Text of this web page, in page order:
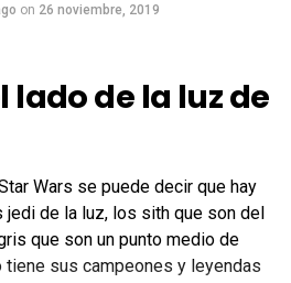
on 26 noviembre, 2019
lado de la luz de
Wars se puede decir que hay
de la luz, los sith que son del
que son un punto medio de
tiene sus campeones y leyendas